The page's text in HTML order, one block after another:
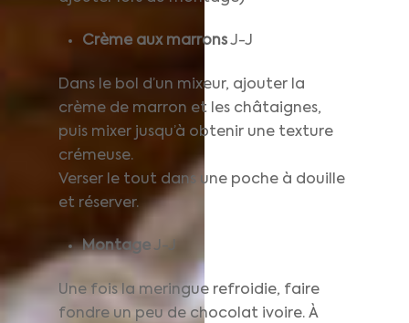
Crème aux marronsJ-J
Dans le bol d’un mixeur, ajouter la
crème de marron et les châtaignes,
puis mixer jusqu’à obtenir une texture
crémeuse.
Verser le tout dans une poche à douille
et réserver.
MontageJ-J
Une fois la meringue refroidie, faire
fondre un peu de chocolat ivoire. À